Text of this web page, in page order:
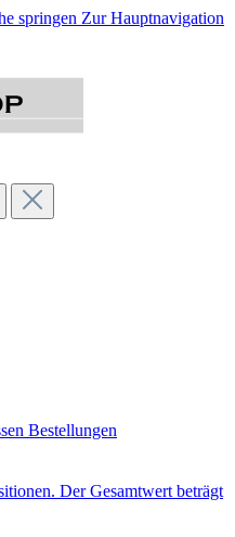
springen Zur Hauptnavigation
Bestellungen
Der Gesamtwert beträgt